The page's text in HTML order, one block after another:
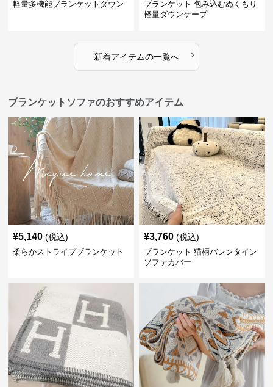
軽量多機能ブランケットダウン
ブランケット 包み込むぬくもり
軽量ダウンケープ
新着アイテムの一覧へ ›
ブランケットソファのおすすめアイテム
¥5,140 (税込)
柔らかストライプブランケット
¥3,760 (税込)
ブランケット 猫柄バレンタイン
ソファカバー